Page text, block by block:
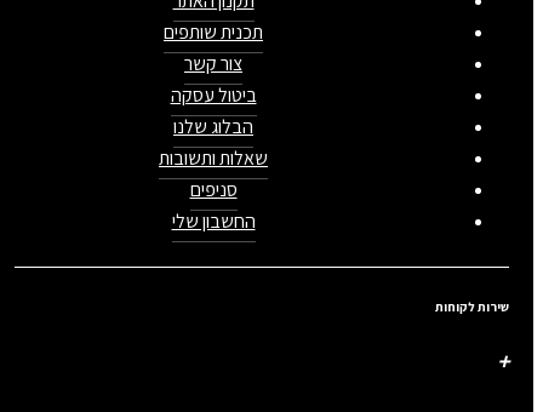
תכנית שותפים
צור קשר
ביטול עסקה
הבלוג שלנו
שאלות ותשובות
סניפים
החשבון שלי
שירות לקוחות